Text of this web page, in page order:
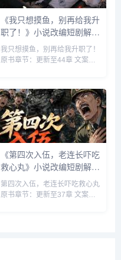
《我只想摸鱼，别再给我升
职了！》小说改编短剧解说
文案 全网独家下载
我只想摸鱼，别再给我升职了！
原书章节：更新至44章 文案
《第四次入伍，老连长吓吃
救心丸》小说改编短剧解说
文案 全网独家下载
第四次入伍，老连长吓吃救心丸
原书章节：更新至37章 文案